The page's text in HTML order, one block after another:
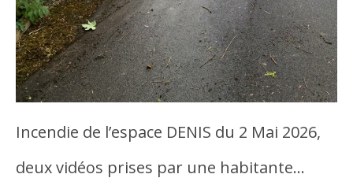
Incendie de l’espace DENIS du 2 Mai 2026,
deux vidéos prises par une habitante…